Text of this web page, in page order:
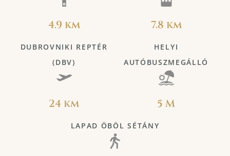
4.9 km 7.8 km
DUBROVNIKI REPTÉR
(DBV)
24 km
HELYI
AUTÓBUSZMEGÁLLÓ
5 M
LAPAD ÖBÖL SÉTÁNY